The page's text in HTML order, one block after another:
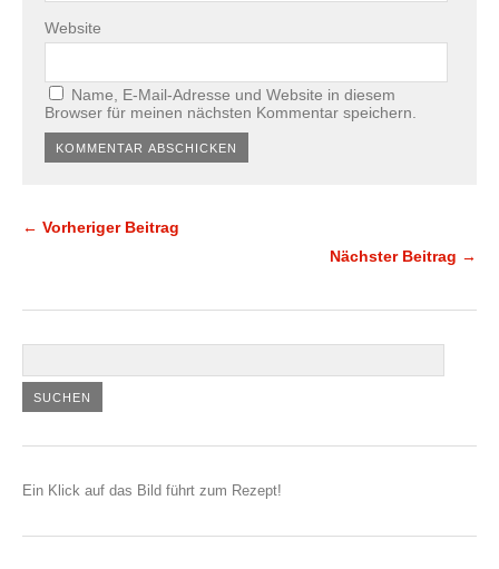
Website
Name, E-Mail-Adresse und Website in diesem
Browser für meinen nächsten Kommentar speichern.
← Vorheriger Beitrag
Nächster Beitrag →
Ein Klick auf das Bild führt zum Rezept!